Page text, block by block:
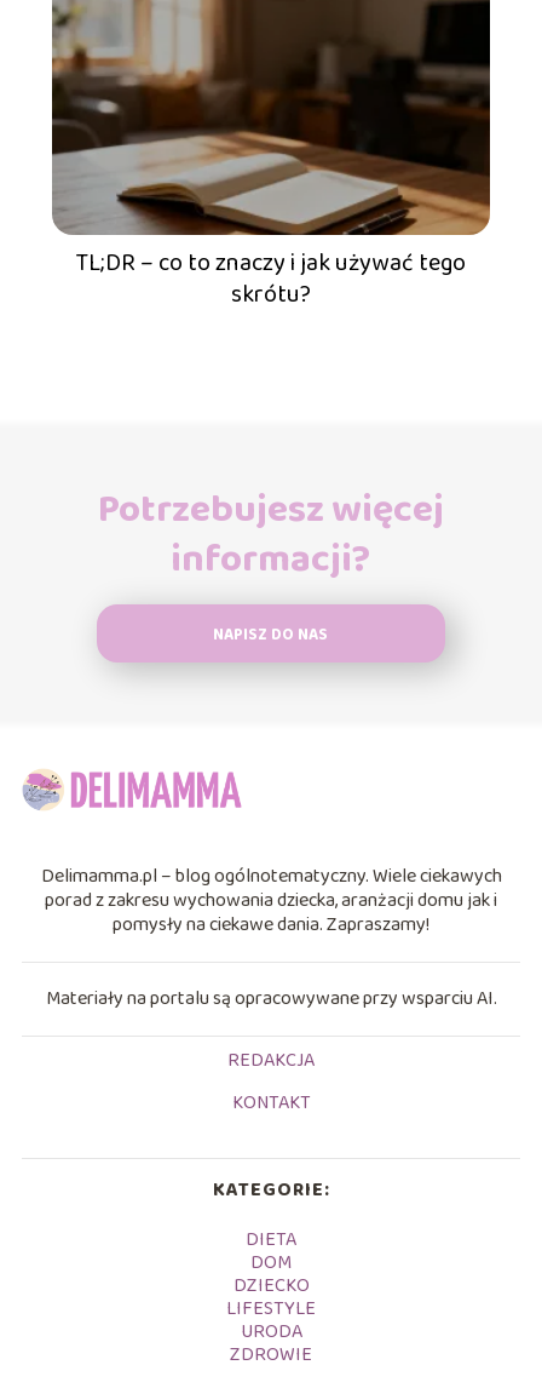
TL;DR – co to znaczy i jak używać tego
skrótu?
Potrzebujesz więcej
informacji?
NAPISZ DO NAS
Delimamma.pl – blog ogólnotematyczny. Wiele ciekawych
porad z zakresu wychowania dziecka, aranżacji domu jak i
pomysły na ciekawe dania. Zapraszamy!
Materiały na portalu są opracowywane przy wsparciu AI.
REDAKCJA
KONTAKT
KATEGORIE:
DIETA
DOM
DZIECKO
LIFESTYLE
URODA
ZDROWIE